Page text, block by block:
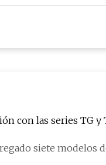
con las series TG y